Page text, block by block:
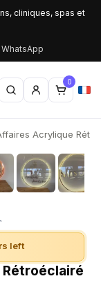
cliniques, spas et
0
Acrylique
›
left